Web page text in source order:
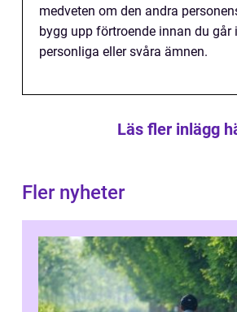
medveten om den andra
bygg upp förtroende innan du går
personliga eller svåra ämnen.
Läs fler inlägg
Fler nyheter